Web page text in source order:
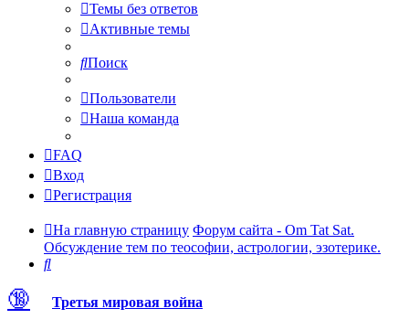
Темы без ответов
Активные темы
Поиск
Пользователи
Наша команда
FAQ
Вход
Регистрация
На главную страницу Форум сайта - Om Tat Sat.
Обсуждение тем по теософии, астрологии, эзотерике.
Поиск
🔞 Третья мировая война